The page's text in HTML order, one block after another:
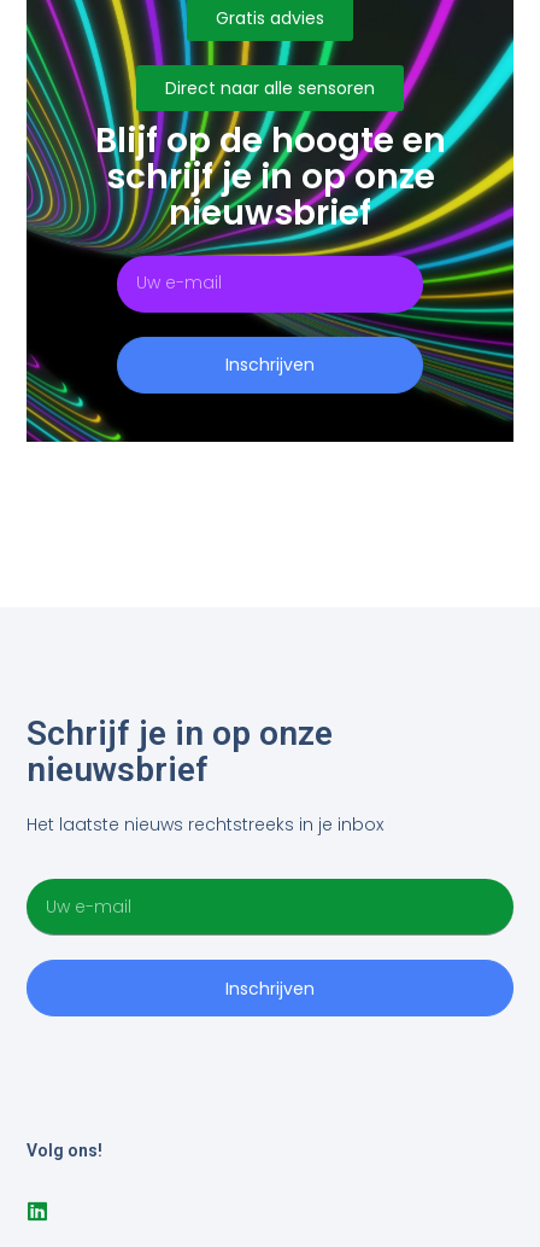
Interactief dashboard
Met ons online dashboard heb je altijd een up-to-date
overzicht inzien van alle relevante data. Inclusief slimme
meldingen van bijvoorbeeld een afwijkende temperatuur.
Gratis advies
Blijf op de hoogte en
Het laatste nieuws rechtstreeks in je inbox